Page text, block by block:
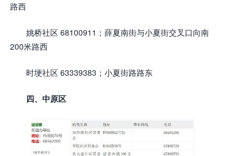
路西
姚桥社区 68100911；薛夏南街与小夏街交叉口向南
200米路西
时埂社区 63339383；小夏街路路东
四、中原区